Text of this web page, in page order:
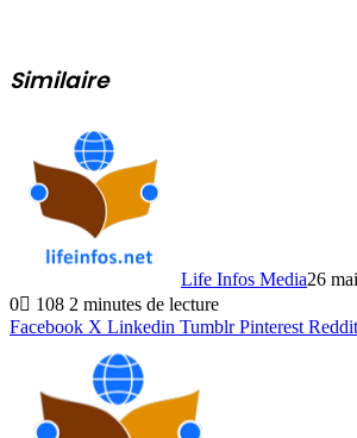
Similaire
Life Infos Media26
0
108 2 minutes de lecture
Facebook X Linkedin Tumblr Pinterest Reddit